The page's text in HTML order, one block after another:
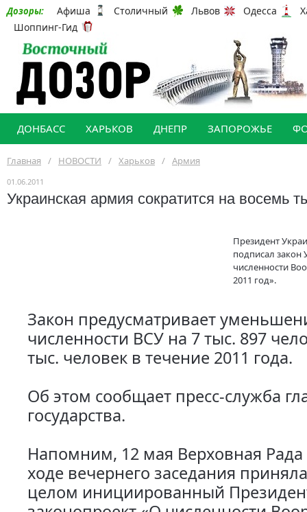
Дозоры: Афиша Столичный Львов Одесса
Шоппинг-Гид
ДОНБАСС ХАРЬКОВ ДНЕПР ЗАПОРОЖЬЕ
Главная / НОВОСТИ / Харьков / Армия
01.06.2011
Украинская армия сократится на восемь
Президент
подписал
численности
2011 год».
Закон предусматривает
численности ВСУ на 7 тыс. 897
тыс. человек в течение 2011 года.
Об этом сообщает пресс-служба
государства.
Напомним, 12 мая Верховная
ходе вечернего заседания
целом инициированный